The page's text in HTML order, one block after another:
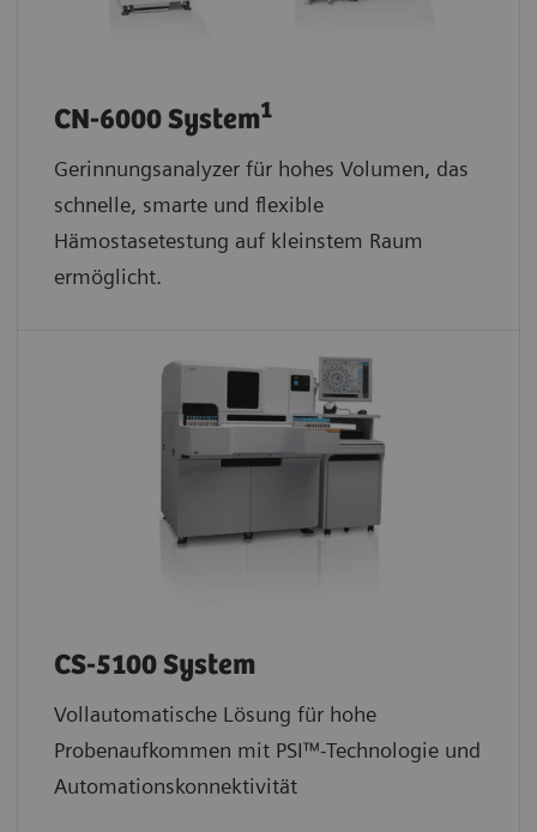
CN-6000 System1
Gerinnungsanalyzer für hohes Volumen, das
schnelle, smarte und flexible
Hämostasetestung auf kleinstem Raum
ermöglicht.
CS-5100 System
Vollautomatische Lösung für hohe
Probenaufkommen mit PSI™-Technologie und
Automationskonnektivität